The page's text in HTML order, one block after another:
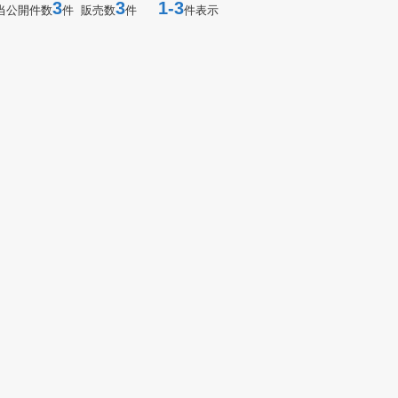
公開件数3件 販売数3件 1-3件表示